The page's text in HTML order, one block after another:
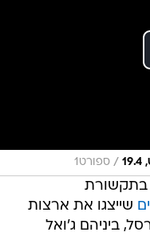
/ ספורט1
בתקשורת
שייצגו את ארצות
ביניהם ג'ואל